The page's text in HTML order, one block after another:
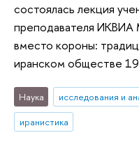
состоялась лекция
преподавателя ИКВИА
вместо короны:
иранском обществе
Наука исследования и
иранистика